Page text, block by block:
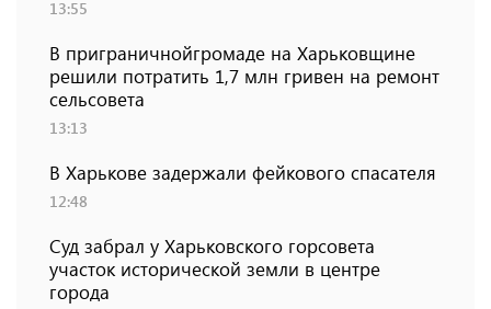
13:55
В приграничнойгромаде на Харьковщине
решили потратить 1,7 млн ​​гривен на ремонт
сельсовета
13:13
В Харькове задержали фейкового спасателя
12:48
Суд забрал у Харьковского горсовета
участок исторической земли в центре
города